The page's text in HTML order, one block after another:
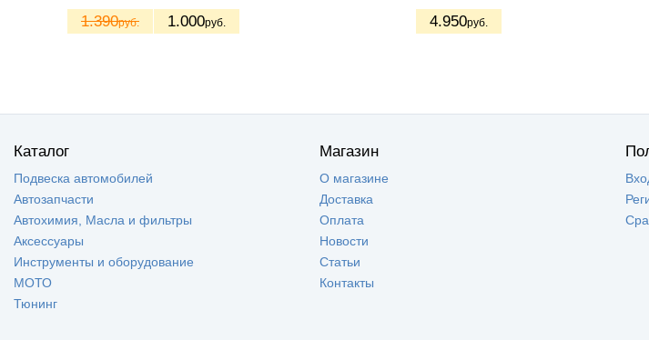
1.390руб. 1.000руб. 4.950руб.
Каталог
Подвеска автомобилей
Автозапчасти
Автохимия, Масла и фильтры
Аксессуары
Инструменты и оборудование
МОТО
Тюнинг
Магазин
О магазине
Доставка
Оплата
Новости
Статьи
Контакты